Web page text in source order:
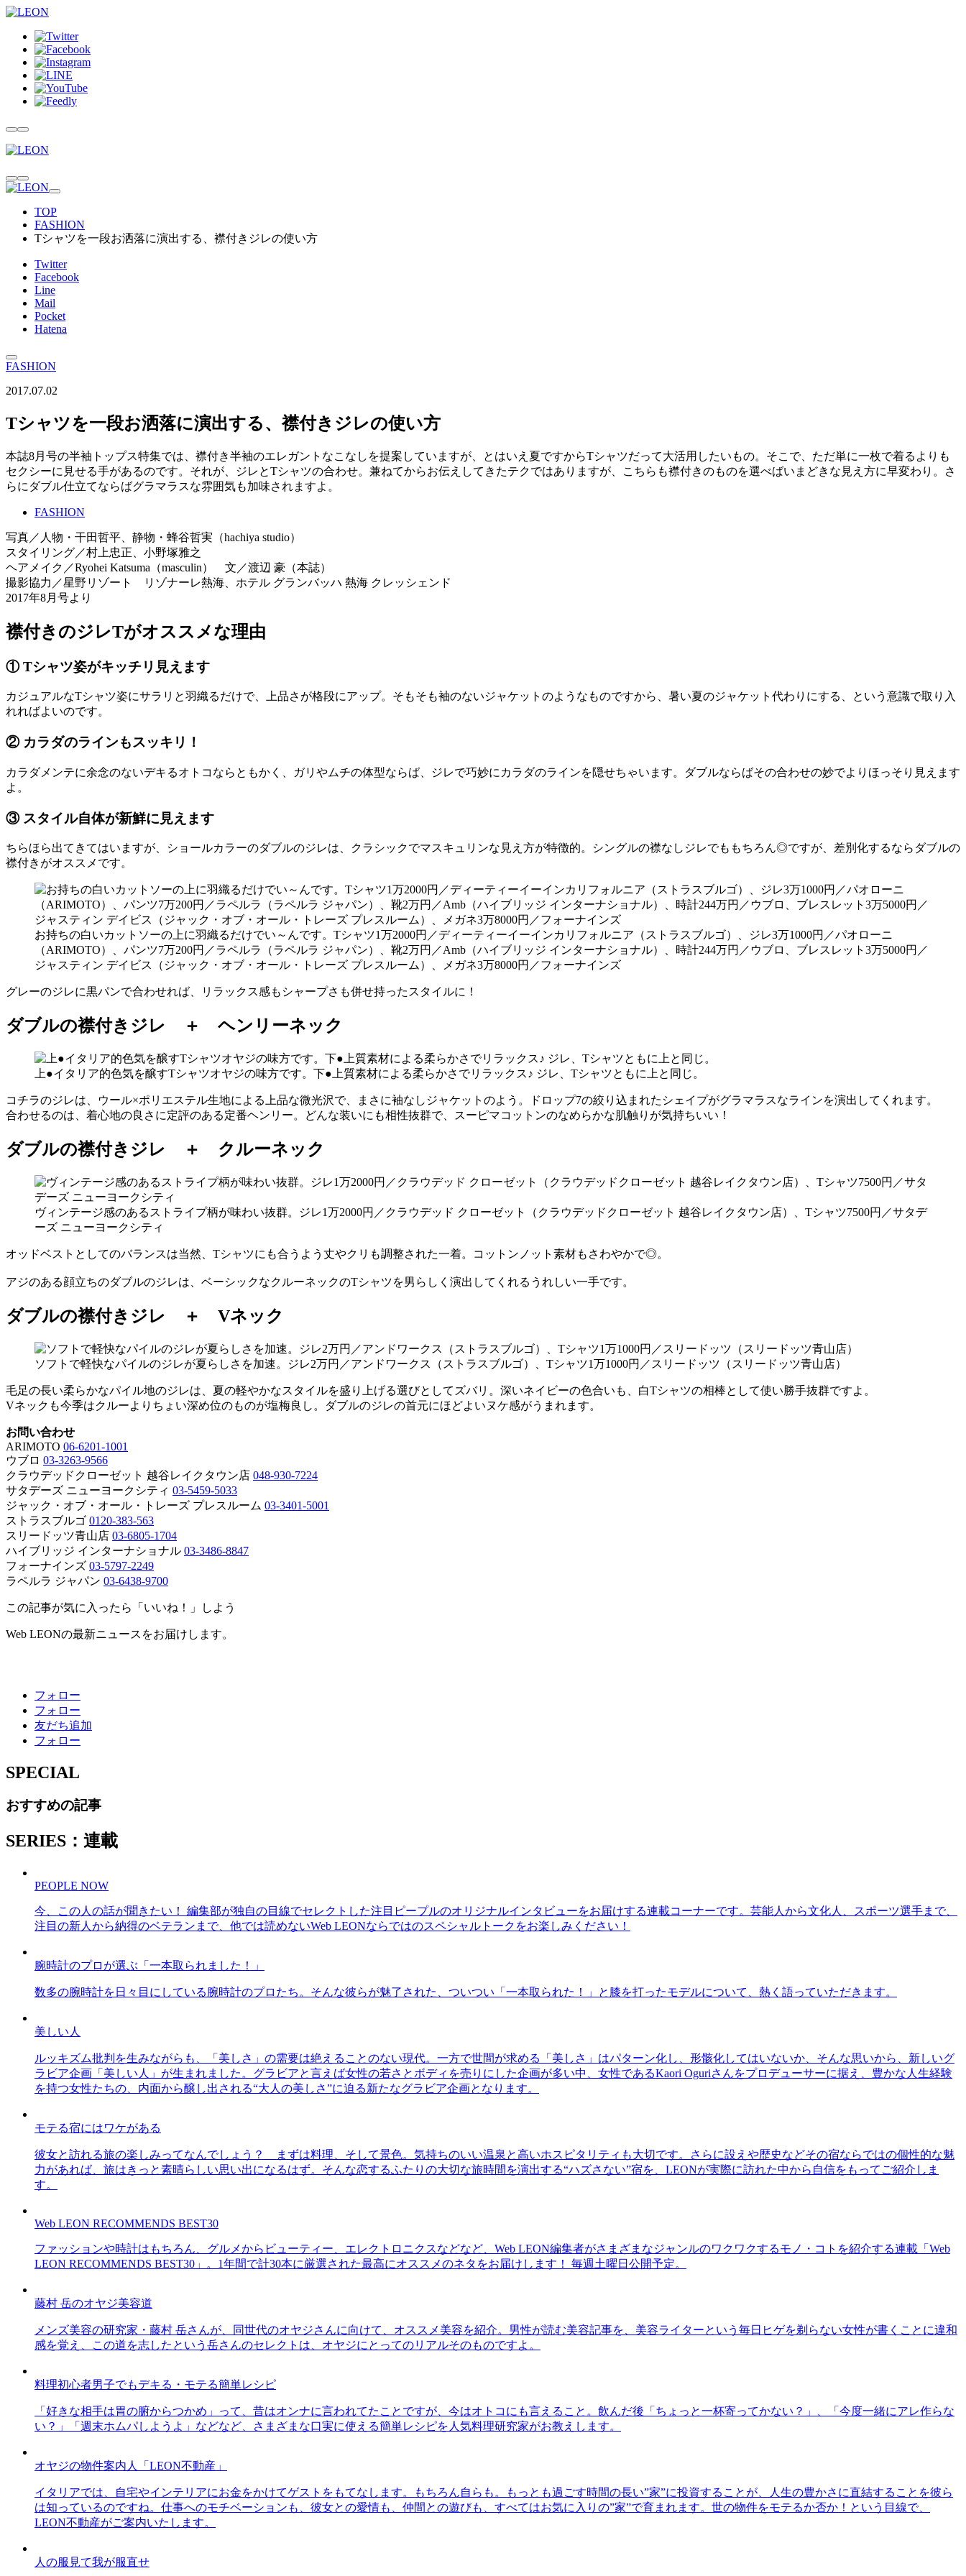
TOP
FASHION
Tシャツを一段お洒落に演出する、襟付きジレの使い方
Twitter
Facebook
Line
Mail
Pocket
Hatena
FASHION
2017.07.02
Tシャツを一段お洒落に演出する、襟付きジレの使い方
本誌8月号の半袖トップス特集では、襟付き半袖のエレガントなこなしを提案していますが、とはいえ夏ですからTシャツだって大活用したいもの。そこで、ただ単に一枚で着るよりも
セクシーに見せる手があるのです。それが、ジレとTシャツの合わせ。兼ねてからお伝えしてきたテクではありますが、こちらも襟付きのものを選べばいまどきな見え方に早変わり。さ
らにダブル仕立てならばグラマラスな雰囲気も加味されますよ。
FASHION
写真／人物・干田哲平、静物・蜂谷哲実（hachiya studio）
スタイリング／村上忠正、小野塚雅之
ヘアメイク／Ryohei Katsuma（masculin） 文／渡辺 豪（本誌）
撮影協力／星野リゾート リゾナーレ熱海、ホテル グランバッハ 熱海 クレッシェンド
2017年8月号より
襟付きのジレTがオススメな理由
① Tシャツ姿がキッチリ見えます
カジュアルなTシャツ姿にサラリと羽織るだけで、上品さが格段にアップ。そもそも袖のないジャケットのようなものですから、暑い夏のジャケット代わりにする、という意識で取り入
れればよいのです。
② カラダのラインもスッキリ！
カラダメンテに余念のないデキるオトコならともかく、ガリやムチの体型ならば、ジレで巧妙にカラダのラインを隠せちゃいます。ダブルならばその合わせの妙でよりほっそり見えます
よ。
③ スタイル自体が新鮮に見えます
ちらほら出てきてはいますが、ショールカラーのダブルのジレは、クラシックでマスキュリンな見え方が特徴的。シングルの襟なしジレでももちろん◎ですが、差別化するならダブルの
襟付きがオススメです。
お持ちの白いカットソーの上に羽織るだけでい～んです。Tシャツ1万2000円／ディーティーイーインカリフォルニア（ストラスブルゴ）、ジレ3万1000円／パオローニ
（ARIMOTO）、パンツ7万200円／ラペルラ（ラペルラ ジャパン）、靴2万円／Amb（ハイブリッジ インターナショナル）、時計244万円／ウブロ、ブレスレット3万5000円／
ジャスティン デイビス（ジャック・オブ・オール・トレーズ プレスルーム）、メガネ3万8000円／フォーナインズ
グレーのジレに黒パンで合わせれば、リラックス感もシャープさも併せ持ったスタイルに！
ダブルの襟付きジレ ＋ ヘンリーネック
上●イタリア的色気を醸すTシャツオヤジの味方です。下●上質素材による柔らかさでリラックス♪ ジレ、Tシャツともに上と同じ。
コチラのジレは、ウール×ポリエステル生地による上品な微光沢で、まさに袖なしジャケットのよう。ドロップ7の絞り込まれたシェイプがグラマラスなラインを演出してくれます。
合わせるのは、着心地の良さに定評のある定番ヘンリー。どんな装いにも相性抜群で、スーピマコットンのなめらかな肌触りが気持ちいい！
ダブルの襟付きジレ ＋ クルーネック
ヴィンテージ感のあるストライプ柄が味わい抜群。ジレ1万2000円／クラウデッド クローゼット（クラウデッドクローゼット 越谷レイクタウン店）、Tシャツ7500円／サタデ
ーズ ニューヨークシティ
オッドベストとしてのバランスは当然、Tシャツにも合うよう丈やクリも調整された一着。コットンノット素材もさわやかで◎。
アジのある顔立ちのダブルのジレは、ベーシックなクルーネックのTシャツを男らしく演出してくれるうれしい一手です。
ダブルの襟付きジレ ＋ Vネック
ソフトで軽快なパイルのジレが夏らしさを加速。ジレ2万円／アンドワークス（ストラスブルゴ）、Tシャツ1万1000円／スリードッツ（スリードッツ青山店）
毛足の長い柔らかなパイル地のジレは、夏の軽やかなスタイルを盛り上げる選びとしてズバリ。深いネイビーの色合いも、白Tシャツの相棒として使い勝手抜群ですよ。
Vネックも今季はクルーよりちょい深め位のものが塩梅良し。ダブルのジレの首元にほどよいヌケ感がうまれます。
お問い合わせ
ARIMOTO 06-6201-1001
ウブロ 03-3263-9566
クラウデッドクローゼット 越谷レイクタウン店 048-930-7224
サタデーズ ニューヨークシティ 03-5459-5033
ジャック・オブ・オール・トレーズ プレスルーム 03-3401-5001
ストラスブルゴ 0120-383-563
スリードッツ青山店 03-6805-1704
ハイブリッジ インターナショナル 03-3486-8847
フォーナインズ 03-5797-2249
ラペルラ ジャパン 03-6438-9700
この記事が気に入ったら「いいね！」しよう
Web LEONの最新ニュースをお届けします。
フォロー
フォロー
友だち追加
フォロー
SPECIAL
おすすめの記事
SERIES：連載
PEOPLE NOW
今、この人の話が聞きたい！ 編集部が独自の目線でセレクトした注目ピープルのオリジナルインタビューをお届けする連載コーナーです。芸能人から文化人、スポーツ選手まで、
注目の新人から納得のベテランまで、他では読めないWeb LEONならではのスペシャルトークをお楽しみください！
腕時計のプロが選ぶ「一本取られました！」
数多の腕時計を日々目にしている腕時計のプロたち。そんな彼らが魅了された、ついつい「一本取られた！」と膝を打ったモデルについて、熱く語っていただきます。
美しい人
ルッキズム批判を生みながらも、「美しさ」の需要は絶えることのない現代。一方で世間が求める「美しさ」はパターン化し、形骸化してはいないか、そんな思いから、新しいグ
ラビア企画「美しい人」が生まれました。グラビアと言えば女性の若さとボディを売りにした企画が多い中、女性であるKaori Oguriさんをプロデューサーに据え、豊かな人生経験
を持つ女性たちの、内面から醸し出される“大人の美しさ”に迫る新たなグラビア企画となります。
モテる宿にはワケがある
彼女と訪れる旅の楽しみってなんでしょう？ まずは料理、そして景色。気持ちのいい温泉と高いホスピタリティも大切です。さらに設えや歴史などその宿ならではの個性的な魅
力があれば、旅はきっと素晴らしい思い出になるはず。そんな恋するふたりの大切な旅時間を演出する“ハズさない”宿を、LEONが実際に訪れた中から自信をもってご紹介しま
す。
Web LEON RECOMMENDS BEST30
ファッションや時計はもちろん、グルメからビューティー、エレクトロニクスなどなど、Web LEON編集者がさまざまなジャンルのワクワクするモノ・コトを紹介する連載「Web
LEON RECOMMENDS BEST30」。1年間で計30本に厳選された最高にオススメのネタをお届けします！ 毎週土曜日公開予定。
藤村 岳のオヤジ美容道
メンズ美容の研究家・藤村 岳さんが、同世代のオヤジさんに向けて、オススメ美容を紹介。男性が読む美容記事を、美容ライターという毎日ヒゲを剃らない女性が書くことに違和
感を覚え、この道を志したという岳さんのセレクトは、オヤジにとってのリアルそのものですよ。
料理初心者男子でもデキる・モテる簡単レシピ
「好きな相手は胃の腑からつかめ」って、昔はオンナに言われてたことですが、今はオトコにも言えること。飲んだ後「ちょっと一杯寄ってかない？」、「今度一緒にアレ作らな
い？」「週末ホムパしようよ」などなど、さまざまな口実に使える簡単レシピを人気料理研究家がお教えします。
オヤジの物件案内人「LEON不動産」
イタリアでは、自宅やインテリアにお金をかけてゲストをもてなします。もちろん自らも。もっとも過ごす時間の長い”家”に投資することが、人生の豊かさに直結することを彼ら
は知っているのですね。仕事へのモチベーションも、彼女との愛情も、仲間との遊びも、すべてはお気に入りの”家”で育まれます。世の物件をモテるか否か！という目線で、
LEON不動産がご案内いたします。
人の服見て我が服直せ